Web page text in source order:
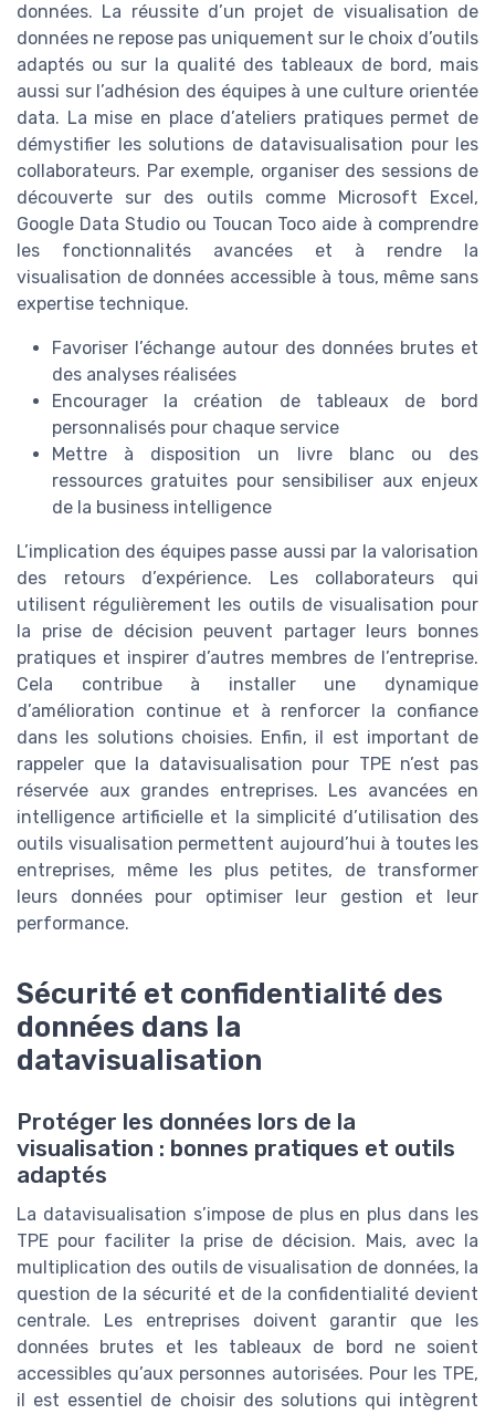
données. La réussite d’un projet de visualisation de
données ne repose pas uniquement sur le choix d’outils
adaptés ou sur la qualité des tableaux de bord, mais
aussi sur l’adhésion des équipes à une culture orientée
data. La mise en place d’ateliers pratiques permet de
démystifier les solutions de datavisualisation pour les
collaborateurs. Par exemple, organiser des sessions de
découverte sur des outils comme Microsoft Excel,
Google Data Studio ou Toucan Toco aide à comprendre
les fonctionnalités avancées et à rendre la
visualisation de données accessible à tous, même sans
expertise technique.
Favoriser l’échange autour des données brutes et
des analyses réalisées
Encourager la création de tableaux de bord
personnalisés pour chaque service
Mettre à disposition un livre blanc ou des
ressources gratuites pour sensibiliser aux enjeux
de la business intelligence
L’implication des équipes passe aussi par la valorisation
des retours d’expérience. Les collaborateurs qui
utilisent régulièrement les outils de visualisation pour
la prise de décision peuvent partager leurs bonnes
pratiques et inspirer d’autres membres de l’entreprise.
Cela contribue à installer une dynamique
d’amélioration continue et à renforcer la confiance
dans les solutions choisies. Enfin, il est important de
rappeler que la datavisualisation pour TPE n’est pas
réservée aux grandes entreprises. Les avancées en
intelligence artificielle et la simplicité d’utilisation des
outils visualisation permettent aujourd’hui à toutes les
entreprises, même les plus petites, de transformer
leurs données pour optimiser leur gestion et leur
performance.
Sécurité et confidentialité des
données dans la
datavisualisation
Protéger les données lors de la
visualisation : bonnes pratiques et outils
adaptés
La datavisualisation s’impose de plus en plus dans les
TPE pour faciliter la prise de décision. Mais, avec la
multiplication des outils de visualisation de données, la
question de la sécurité et de la confidentialité devient
centrale. Les entreprises doivent garantir que les
données brutes et les tableaux de bord ne soient
accessibles qu’aux personnes autorisées. Pour les TPE,
il est essentiel de choisir des solutions qui intègrent